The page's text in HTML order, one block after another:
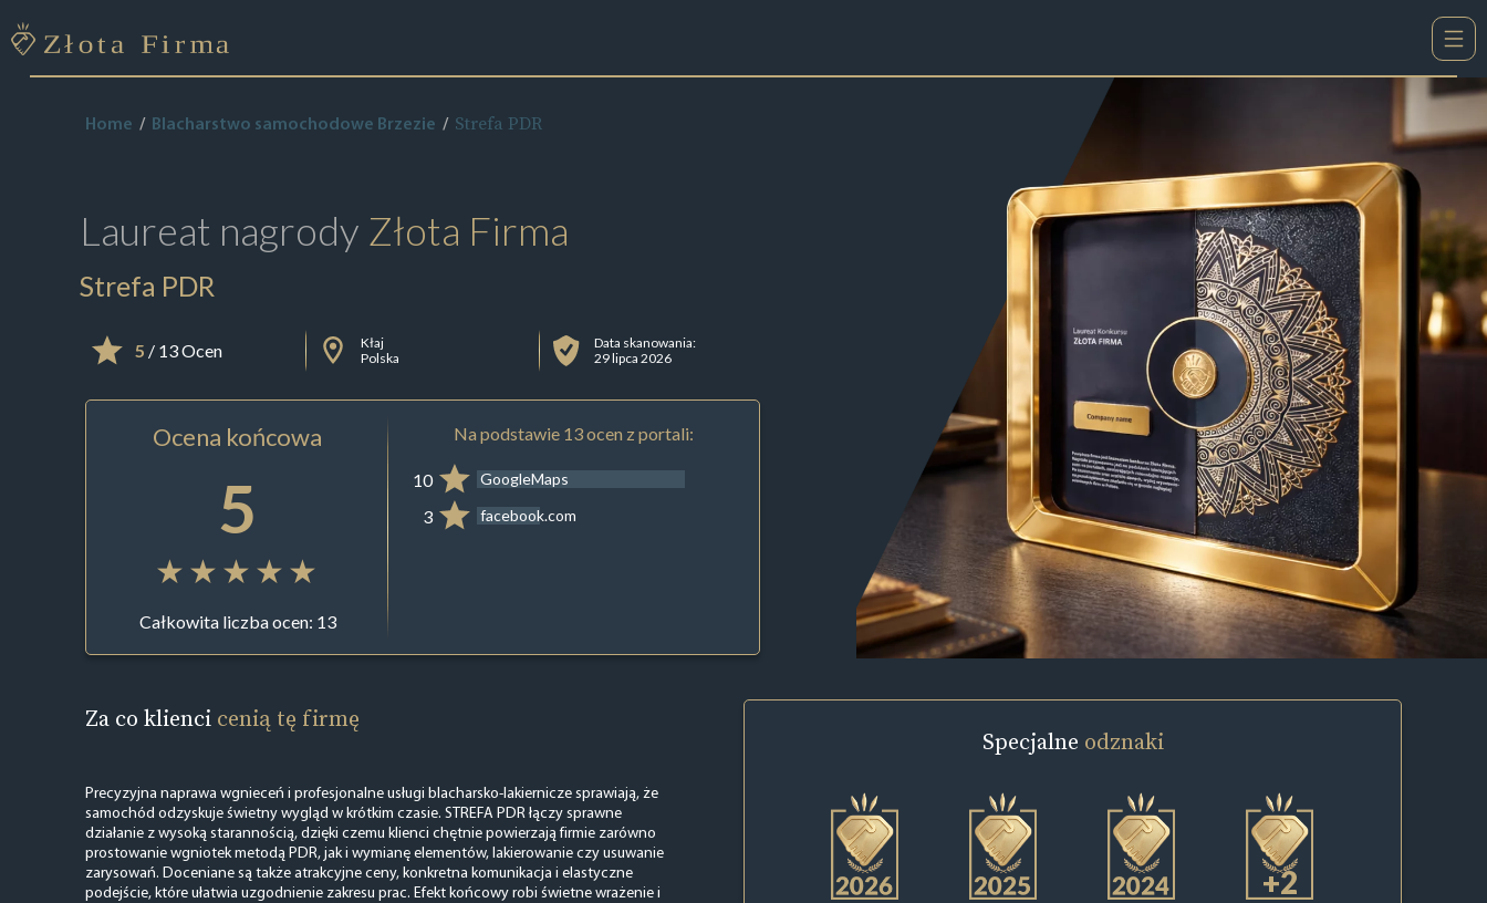
Home Blacharstwo samochodowe Brzezie Strefa PDR
Laureat nagrody Złota Firma
Strefa PDR
5 / 13 Ocen
Kłaj
Polska
Data skanowania:
29 lipca 2026
Ocena końcowa
5
Całkowita liczba ocen: 13
Na podstawie 13 ocen z portali:
10 GoogleMaps
3 facebook.com
Za co klienci cenią tę firmę
Precyzyjna naprawa wgnieceń i profesjonalne usługi blacharsko-lakiernicze sprawiają, że
samochód odzyskuje świetny wygląd w krótkim czasie. STREFA PDR łączy sprawne
działanie z wysoką starannością, dzięki czemu klienci chętnie powierzają firmie zarówno
prostowanie wgniotek metodą PDR, jak i wymianę elementów, lakierowanie czy usuwanie
zarysowań. Doceniane są także atrakcyjne ceny, konkretna komunikacja i elastyczne
podejście, które ułatwia uzgodnienie zakresu prac. Efekt końcowy robi świetne wrażenie i
Specjalne odznaki
+2